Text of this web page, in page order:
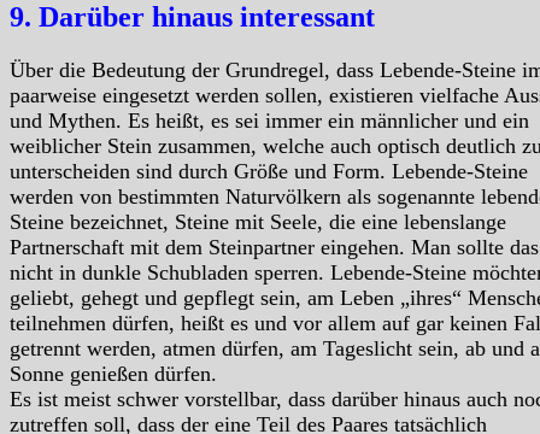
9. Darüber hinaus interessant
Über die Bedeutung der Grundregel, dass Lebende-Steine
paarweise eingesetzt werden sollen, existieren vielfache
und Mythen. Es heißt, es sei immer ein männlicher und ein
weiblicher Stein zusammen, welche auch optisch deutlich
unterscheiden sind durch Größe und Form. Lebende-Steine
werden von bestimmten Naturvölkern als sogenannte
Steine bezeichnet, Steine mit Seele, die eine lebenslange
Partnerschaft mit dem Steinpartner eingehen. Man sollte
nicht in dunkle Schubladen sperren. Lebende-Steine
geliebt, gehegt und gepflegt sein, am Leben „ihres“
teilnehmen dürfen, heißt es und vor allem auf gar keinen
getrennt werden, atmen dürfen, am Tageslicht sein, ab und
Sonne genießen dürfen.
Es ist meist schwer vorstellbar, dass darüber hinaus auch
zutreffen soll, dass der eine Teil des Paares tatsächlich